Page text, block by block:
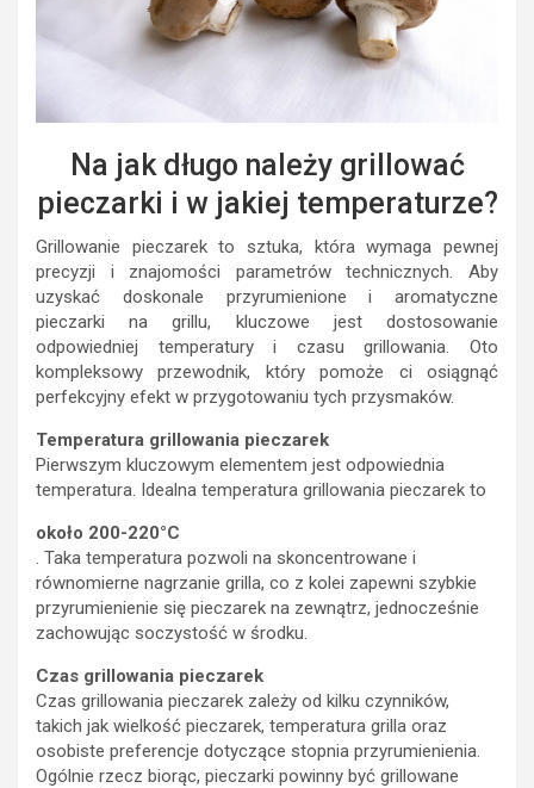
Na jak długo należy grillować
pieczarki i w jakiej temperaturze?
Grillowanie pieczarek to sztuka, która wymaga pewnej
precyzji i znajomości parametrów technicznych. Aby
uzyskać doskonale przyrumienione i aromatyczne
pieczarki na grillu, kluczowe jest dostosowanie
odpowiedniej temperatury i czasu grillowania. Oto
kompleksowy przewodnik, który pomoże ci osiągnąć
perfekcyjny efekt w przygotowaniu tych przysmaków.
Temperatura grillowania pieczarek
Pierwszym kluczowym elementem jest odpowiednia
temperatura. Idealna temperatura grillowania pieczarek to
około 200-220°C
. Taka temperatura pozwoli na skoncentrowane i
równomierne nagrzanie grilla, co z kolei zapewni szybkie
przyrumienienie się pieczarek na zewnątrz, jednocześnie
zachowując soczystość w środku.
Czas grillowania pieczarek
Czas grillowania pieczarek zależy od kilku czynników,
takich jak wielkość pieczarek, temperatura grilla oraz
osobiste preferencje dotyczące stopnia przyrumienienia.
Ogólnie rzecz biorąc, pieczarki powinny być grillowane